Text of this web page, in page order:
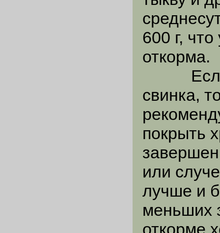
600 г,
откорма.
Если
свинка,
покрыть
или
лучше и
меньших
откорме